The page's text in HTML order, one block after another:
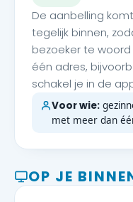
De aanbelling
tegelijk binnen,
bezoeker te
één adres,
schakel je in de
Voor wie:
met meer dan
OP JE